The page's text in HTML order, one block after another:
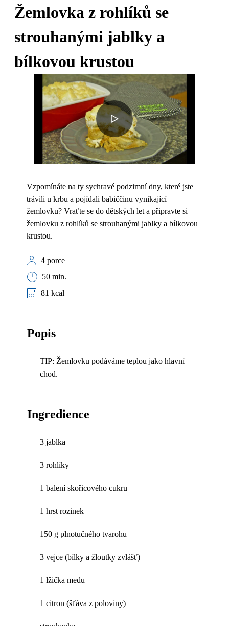
Žemlovka z rohlíků se
strouhanými jablky a
bílkovou krustou
Vzpomínáte na ty sychravé podzimní dny, které jste
trávili u krbu a pojídali babiččinu vynikající
žemlovku? Vraťte se do dětských let a připravte si
žemlovku z rohlíků se strouhanými jablky a bílkovou
krustou.
4 porce
50 min.
81 kcal
Popis
TIP: Žemlovku podáváme teplou jako hlavní
chod.
Ingredience
3 jablka
3 rohlíky
1 balení skořicového cukru
1 hrst rozinek
150 g plnotučného tvarohu
3 vejce (bílky a žloutky zvlášť)
1 lžička medu
1 citron (šťáva z poloviny)